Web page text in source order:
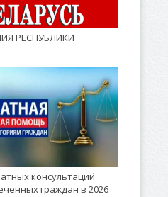
РЕСПУБЛИКИ
консультаций
граждан в 2026